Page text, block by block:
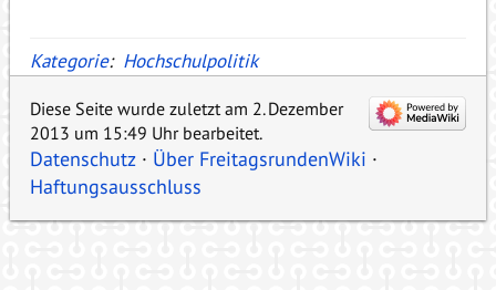
Kategorie: Hochschulpolitik
Diese Seite wurde zuletzt am 2. Dezember
2013 um 15:49 Uhr bearbeitet.
Datenschutz
Über FreitagsrundenWiki
Haftungsausschluss